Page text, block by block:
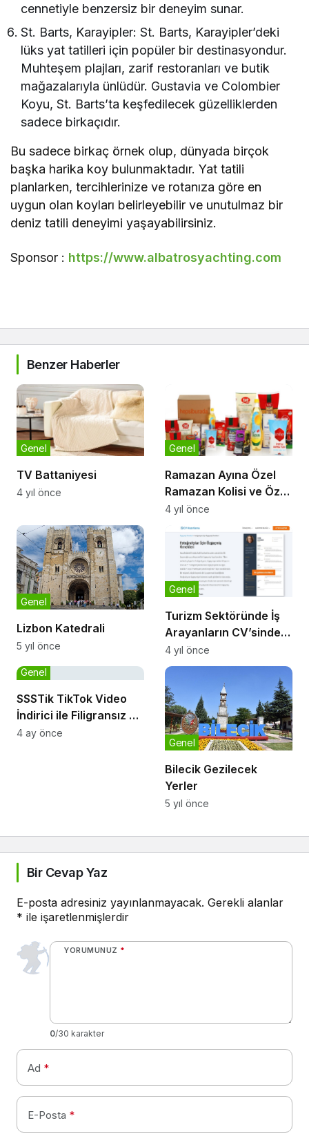
cennetiyle benzersiz bir deneyim sunar.
St. Barts, Karayipler: St. Barts, Karayipler’deki
lüks yat tatilleri için popüler bir destinasyondur.
Muhteşem plajları, zarif restoranları ve butik
mağazalarıyla ünlüdür. Gustavia ve Colombier
Koyu, St. Barts’ta keşfedilecek güzelliklerden
sadece birkaçıdır.
Bu sadece birkaç örnek olup, dünyada birçok
başka harika koy bulunmaktadır. Yat tatili
planlarken, tercihlerinize ve rotanıza göre en
uygun olan koyları belirleyebilir ve unutulmaz bir
deniz tatili deneyimi yaşayabilirsiniz.
Sponsor : https://www.albatrosyachting.com
Benzer Haberler
TV Battaniyesi
Genel
4 yıl önce
Ramazan Ayına Özel
Ramazan Kolisi ve Özel
Alışveriş Listesi
Genel
4 yıl önce
Lizbon Katedrali
Genel
5 yıl önce
Turizm Sektöründe İş
Arayanların CV’sinde
Hangi Bilgiler Yer
Almalı?
Genel
4 yıl önce
SSSTik TikTok Video
İndirici ile Filigransız ve
Hızlı Kayıt Deneyimi
Genel
4 ay önce
Bilecik Gezilecek
Yerler
Genel
5 yıl önce
Bir Cevap Yaz
E-posta adresiniz yayınlanmayacak. Gerekli alanlar
* ile işaretlenmişlerdir
YORUMUNUZ *
0/30 karakter
Ad *
E-Posta *